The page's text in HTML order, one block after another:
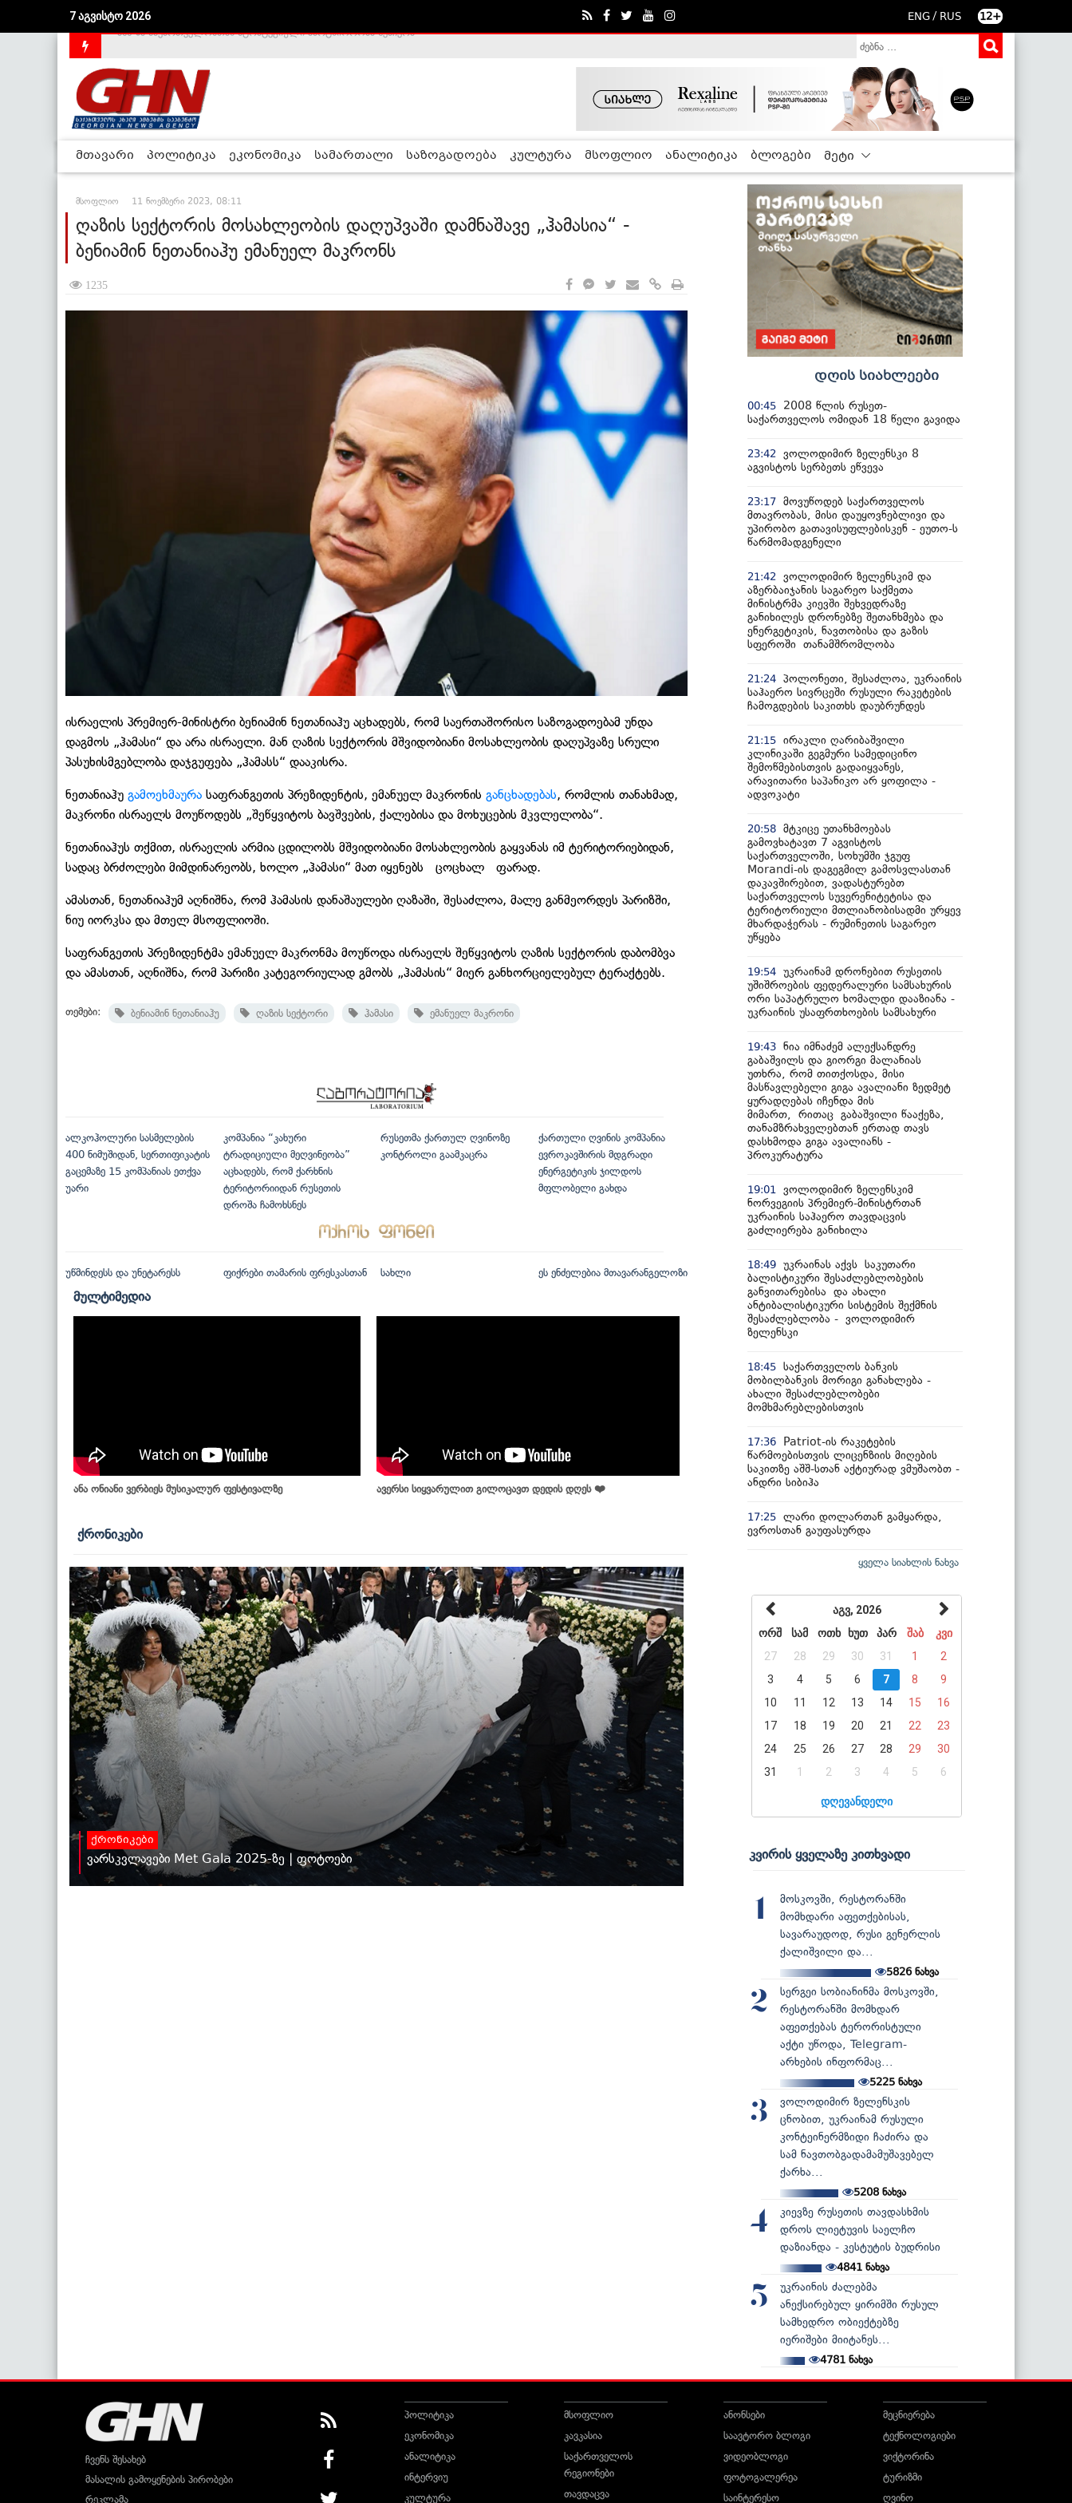
7 აგვისტო 2026 ENG / RUS 12+
მთავარი პოლიტიკა ეკონომიკა სამართალი საზოგადოება კულტურა მსოფლიო ანალიტიკა ბლოგები მეტი
მსოფლიო 11 ნოემბერი 2023, 08:11
ღაზის სექტორის მოსახლეობის დაღუპვაში დამნაშავე „ჰამასია“ -
ბენიამინ ნეთანიაჰუ ემანუელ მაკრონს
1235
ისრაელის პრემიერ-მინისტრი ბენიამინ ნეთანიაჰუ აცხადებს, რომ საერთაშორისო საზოგადოებამ უნდა
დაგმოს „ჰამასი“ და არა ისრაელი. მან ღაზის სექტორის მშვიდობიანი მოსახლეობის დაღუპვაზე სრული
პასუხისმგებლობა დაჯგუფება „ჰამასს“ დააკისრა.
ნეთანიაჰუ გამოეხმაურა საფრანგეთის პრეზიდენტის, ემანუელ მაკრონის განცხადებას, რომლის თანახმად,
მაკრონი ისრაელს მოუწოდებს „შეწყვიტოს ბავშვების, ქალებისა და მოხუცების მკვლელობა“.
ნეთანიაჰუს თქმით, ისრაელის არმია ცდილობს მშვიდობიანი მოსახლეობის გაყვანას იმ ტერიტორიებიდან,
სადაც ბრძოლები მიმდინარეობს, ხოლო „ჰამასი“ მათ იყენებს ცოცხალ ფარად.
ამასთან, ნეთანიაჰუმ აღნიშნა, რომ ჰამასის დანაშაულები ღაზაში, შესაძლოა, მალე განმეორდეს პარიზში,
ნიუ იორკსა და მთელ მსოფლიოში.
საფრანგეთის პრეზიდენტმა ემანუელ მაკრონმა მოუწოდა ისრაელს შეწყვიტოს ღაზის სექტორის დაბომბვა
და ამასთან, აღნიშნა, რომ პარიზი კატეგორიულად გმობს „ჰამასის“ მიერ განხორციელებულ ტერაქტებს.
თემები: ბენიამინ ნეთანიაჰუ ღაზის სექტორი ჰამასი ემანუელ მაკრონი
ალკოჰოლური სასმელების
400 ნიმუშიდან, სერთიფიკატის
გაცემაზე 15 კომპანიას ეთქვა
უარი
კომპანია “კახური
ტრადიციული მეღვინეობა”
აცხადებს, რომ ქარხნის
ტერიტორიიდან რუსეთის
დროშა ჩამოხსნეს
რუსეთმა ქართულ ღვინოზე
კონტროლი გაამკაცრა
ქართული ღვინის კომპანია
ევროკავშირის მდგრადი
ენერგეტიკის ჯილდოს
მფლობელი გახდა
უწმინდესს და უნეტარესს ფიქრები თამარის ფრესკასთან სახლი ეს ენძელებია მთავარანგელოზი
მულტიმედია
ანა ონიანი ვერბიეს მუსიკალურ ფესტივალზე ავერსი სიყვარულით გილოცავთ დედის დღეს ❤️
ქრონიკები
ქრონიკები
ვარსკვლავები Met Gala 2025-ზე | ფოტოები
დღის სიახლეები
00:45
2008 წლის რუსეთ-
საქართველოს ომიდან 18 წელი გავიდა
23:42
ვოლოდიმირ ზელენსკი 8
აგვისტოს სერბეთს ეწვევა
23:17 მოვუწოდებ საქართველოს
მთავრობას, მისი დაუყოვნებლივი და
უპირობო გათავისუფლებისკენ - ეუთო-ს
წარმომადგენელი
21:42
ვოლოდიმირ ზელენსკიმ და
აზერბაიჯანის საგარეო საქმეთა
მინისტრმა კიევში შეხვედრაზე
განიხილეს დრონებზე შეთანხმება და
ენერგეტიკის, ნავთობისა და გაზის
სფეროში თანამშრომლობა
21:24 პოლონეთი, შესაძლოა, უკრაინის
საჰაერო სივრცეში რუსული რაკეტების
ჩამოგდების საკითხს დაუბრუნდეს
21:15 ირაკლი ღარიბაშვილი
კლინიკაში გეგმური სამედიცინო
შემოწმებისთვის გადაიყვანეს,
არავითარი საპანიკო არ ყოფილა -
ადვოკატი
20:58 მტკიცე უთანხმოებას
გამოვხატავთ 7 აგვისტოს
საქართველოში, სოხუმში ჯგუფ
Morandi-ის დაგეგმილ გამოსვლასთან
დაკავშირებით, ვადასტურებთ
საქართველოს სუვერენიტეტისა და
ტერიტორიული მთლიანობისადმი ურყევ
მხარდაჭერას - რუმინეთის საგარეო
უწყება
19:54 უკრაინამ დრონებით რუსეთის
უშიშროების ფედერალური სამსახურის
ორი საპატრულო ხომალდი დააზიანა -
უკრაინის უსაფრთხოების სამსახური
19:43 ნია იმნაძემ ალექსანდრე
გაბაშვილს და გიორგი მალანიას
უთხრა, რომ თითქოსდა, მისი
მასწავლებელი გიგა ავალიანი ზედმეტ
ყურადღებას იჩენდა მის
მიმართ, რითაც გაბაშვილი წააქეზა,
თანამზრახველებთან ერთად თავს
დასხმოდა გიგა ავალიანს -
პროკურატურა
19:01
ვოლოდიმირ ზელენსკიმ
ნორვეგიის პრემიერ-მინისტრთან
უკრაინის საჰაერო თავდაცვის
გაძლიერება განიხილა
18:49 უკრაინას აქვს საკუთარი
ბალისტიკური შესაძლებლობების
განვითარებისა და ახალი
ანტიბალისტიკური სისტემის შექმნის
შესაძლებლობა - ვოლოდიმირ
ზელენსკი
18:45 საქართველოს ბანკის
მობილბანკის მორიგი განახლება -
ახალი შესაძლებლობები
მომხმარებლებისთვის
17:36
Patriot-ის რაკეტების
წარმოებისთვის ლიცენზიის მიღების
საკითზე აშშ-სთან აქტიურად ვმუშაობთ -
ანდრი სიბიჰა
17:25 ლარი დოლართან გამყარდა,
ევროსთან გაუფასურდა
ყველა სიახლის ნახვა
აგვ, 2026
ორშ
სამ ოთხ ხუთ პარ შაბ
კვი
27
28 29 30 31 1
2
3
4 5 6 7 8
9
10
11 12 13 14 15
16
17
18 19 20 21 22
23
24
25 26 27 28 29
30
31
1 2 3 4 5 6
დღევანდელი
კვირის ყველაზე კითხვადი
1
მოსკოვში, რესტორანში
მომხდარი აფეთქებისას,
სავარაუდოდ, რუსი გენერლის
ქალიშვილი და...
5826ნახვა
2
სერგეი სობიანინმა მოსკოვში,
რესტორანში მომხდარ
აფეთქებას ტერორისტული
აქტი უწოდა, Telegram-
არხების ინფორმაც...
5225 ნახვა
3
ვოლოდიმირ ზელენსკის
ცნობით, უკრაინამ რუსული
კონტეინერმზიდი ჩაძირა და
სამ ნავთობგადამამუშავებელ
ქარხა...
5208ნახვა
4
კიევზე რუსეთის თავდასხმის
დროს ლიეტუვის საელჩო
დაზიანდა - კესტუტის ბუდრისი
4841ნახვა
5
უკრაინის ძალებმა
ანექსირებულ ყირიმში რუსულ
სამხედრო ობიექტებზე
იერიშები მიიტანეს...
4781 ნახვა
ჩვენს შესახებ
მასალის გამოყენების პირობები
რეკლამა
პოლიტიკა
ეკონომიკა
ანალიტიკა
ინტერვიუ
კულტურა
მსოფლიო
კავკასია
საქართველოს
რეგიონები
თავდაცვა
ანონსები
საავტორო ბლოგი
ვიდეობლოგი
ფოტოგალერეა
საინტერესო
მეცნიერება
ტექნოლოგიები
ვიქტორინა
ტურიზმი
ღვინო